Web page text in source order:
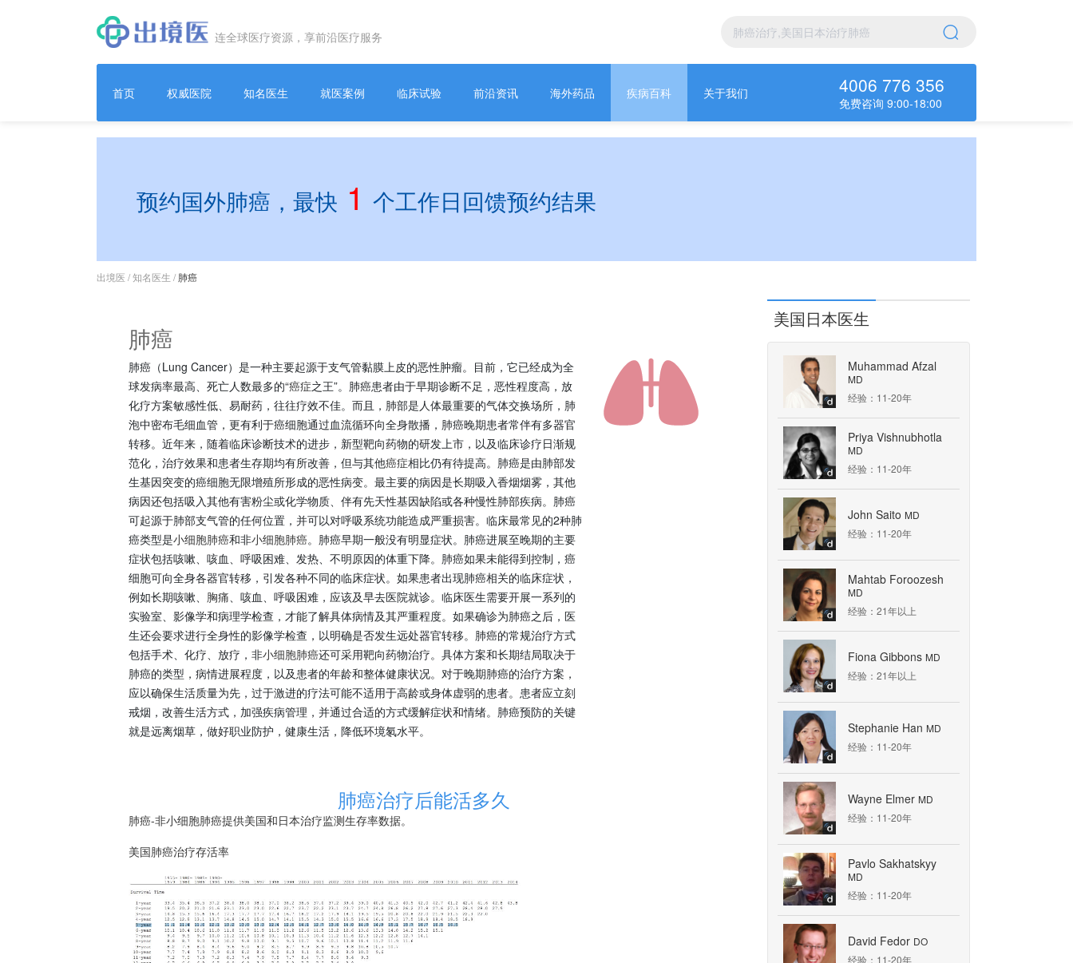
连全球医疗资源，享前沿医疗服务
首页 权威医院 知名医生 就医案例 临床试验 前沿资讯 海外药品 疾病百科 关于我们 4006 776 356
免费咨询 9:00-18:00
预约国外肺癌，最快 1 个工作日回馈预约结果
出境医 /知名医生 / 肺癌
肺癌
肺癌（Lung Cancer）是一种主要起源于支气管黏膜上皮的恶性肿瘤。目前，它已经成为全
球发病率最高、死亡人数最多的“癌症之王”。肺癌患者由于早期诊断不足，恶性程度高，放
化疗方案敏感性低、易耐药，往往疗效不佳。而且，肺部是人体最重要的气体交换场所，肺
泡中密布毛细血管，更有利于癌细胞通过血流循环向全身散播，肺癌晚期患者常伴有多器官
转移。近年来，随着临床诊断技术的进步，新型靶向药物的研发上市，以及临床诊疗日渐规
范化，治疗效果和患者生存期均有所改善，但与其他癌症相比仍有待提高。肺癌是由肺部发
生基因突变的癌细胞无限增殖所形成的恶性病变。最主要的病因是长期吸入香烟烟雾，其他
病因还包括吸入其他有害粉尘或化学物质、伴有先天性基因缺陷或各种慢性肺部疾病。肺癌
可起源于肺部支气管的任何位置，并可以对呼吸系统功能造成严重损害。临床最常见的2种肺
癌类型是小细胞肺癌和非小细胞肺癌。肺癌早期一般没有明显症状。肺癌进展至晚期的主要
症状包括咳嗽、咳血、呼吸困难、发热、不明原因的体重下降。肺癌如果未能得到控制，癌
细胞可向全身各器官转移，引发各种不同的临床症状。如果患者出现肺癌相关的临床症状，
例如长期咳嗽、 胸痛、咳血、呼吸困难，应该及早去医院就诊。临床医生需要开展一系列的
实验室、影像学和病理学检查，才能了解具体病情及其严重程度。如果确诊为肺癌之后，医
生还会要求进行全身性的影像学检查，以明确是否发生远处器官转移。肺癌的常规治疗方式
包括手术、化疗、放疗，非小细胞肺癌还可采用靶向药物治疗。具体方案和长期结局取决于
肺癌的类型，病情进展程度，以及患者的年龄和整体健康状况。对于晚期肺癌的治疗方案，
应以确保生活质量为先，过于激进的疗法可能不适用于高龄或身体虚弱的患者。患者应立刻
戒烟，改善生活方式，加强疾病管理，并通过合适的方式缓解症状和情绪。肺癌预防的关键
就是远离烟草，做好职业防护，健康生活，降低环境氡水平。
肺癌治疗后能活多久
肺癌-非小细胞肺癌提供美国和日本治疗监测生存率数据。
美国肺癌治疗存活率
美国日本医生
Muhammad Afzal
MD
经验：11-20年
Priya Vishnubhotla
MD
经验：11-20年
John Saito MD
经验：11-20年
Mahtab Foroozesh
MD
经验：21年以上
Fiona Gibbons MD
经验：21年以上
Stephanie Han MD
经验：11-20年
Wayne Elmer MD
经验：11-20年
Pavlo Sakhatskyy
MD
经验：11-20年
David Fedor DO
经验：11-20年